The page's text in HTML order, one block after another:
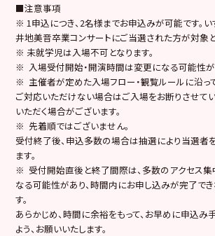
■注意事項
※ 1申込につき、2名様までお申込みが可能です。
井地美音卒業コンサートにご当選された方が対象と
※ 未就学児は入場不可となります。
※ 入場受付開始・開演時間は変更になる可能性が
※ 主催者が定めた入場フロー・観覧ルールに沿って
ご対応いただけない場合はご入場をお断りさせて
いただく場合がございます。
※ 先着順ではございません。
受付終了後、申込多数の場合は抽選により当選者
ます。
※ 受付開始直後と終了間際は、多数のアクセス集
なる可能性があり、時間内にお申し込みが完了で
す。
あらかじめ、時間に余裕をもって、お早めに申込み
よう、お願いいたします。